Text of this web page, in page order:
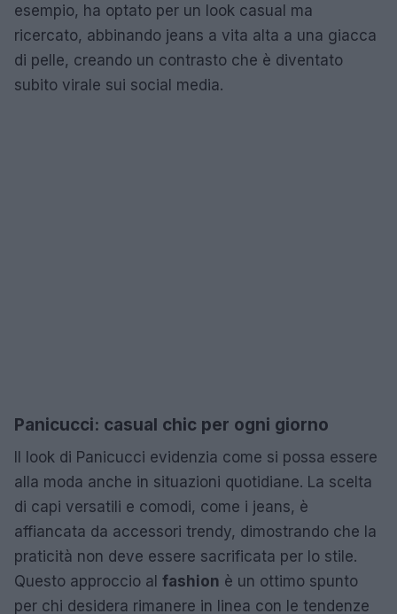
esempio, ha optato per un look casual ma
ricercato, abbinando jeans a vita alta a una giacca
di pelle, creando un contrasto che è diventato
subito virale sui social media.
Panicucci: casual chic per ogni giorno
Il look di Panicucci evidenzia come si possa essere
alla moda anche in situazioni quotidiane. La scelta
di capi versatili e comodi, come i jeans, è
affiancata da accessori trendy, dimostrando che la
praticità non deve essere sacrificata per lo stile.
Questo approccio al fashion è un ottimo spunto
per chi desidera rimanere in linea con le tendenze